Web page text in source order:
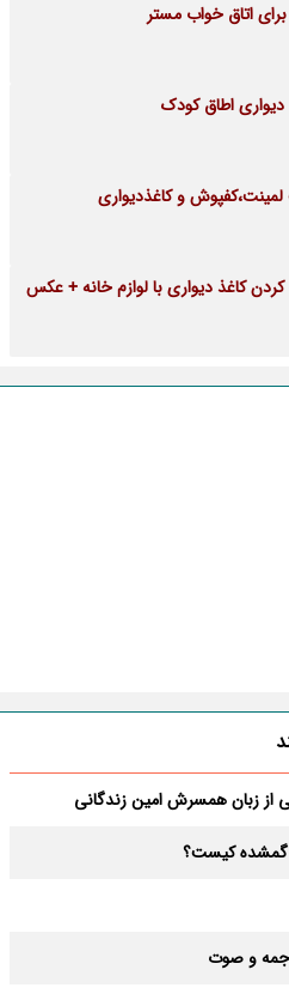
اتاق خواب مستر
اطاق کودک
لمینت،کفپوش و کاغذدیواری
کاغذ دیواری با لوازم خانه + عکس
از زبان همسرش امین زندگانی
گمشده کیست؟
و صوت